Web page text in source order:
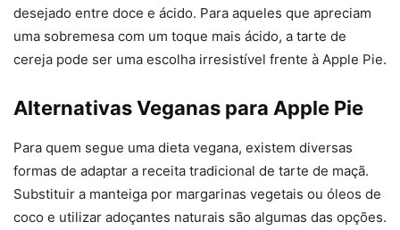
desejado entre doce e ácido. Para aqueles que apreciam
uma sobremesa com um toque mais ácido, a tarte de
cereja pode ser uma escolha irresistível frente à Apple Pie.
Alternativas Veganas para Apple Pie
Para quem segue uma dieta vegana, existem diversas
formas de adaptar a receita tradicional de tarte de maçã.
Substituir a manteiga por margarinas vegetais ou óleos de
coco e utilizar adoçantes naturais são algumas das opções.